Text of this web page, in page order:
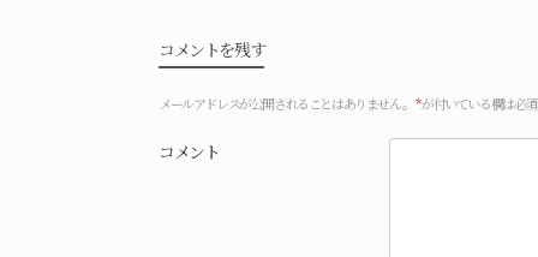
コメントを残す
メールアドレスが公開されることはありません。 *が付いている欄は必
コメント